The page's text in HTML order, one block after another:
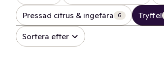
Pressad citrus & ingefära 6 Tryffel
Sortera efter